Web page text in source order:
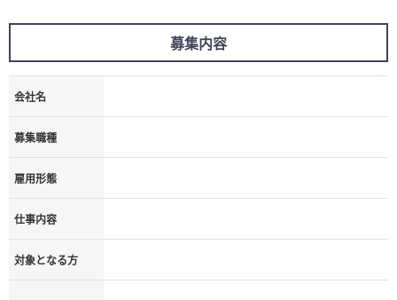
募集内容
会社名
募集職種
雇用形態
仕事内容
対象となる方